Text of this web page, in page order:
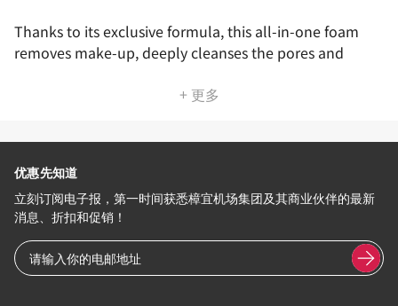
Thanks to its exclusive formula, this all-in-one foam
removes make-up, deeply cleanses the pores and
+ 更多
优惠先知道
立刻订阅电子报，第一时间获悉樟宜机场集团及其商业伙伴的最新
消息、折扣和促销！